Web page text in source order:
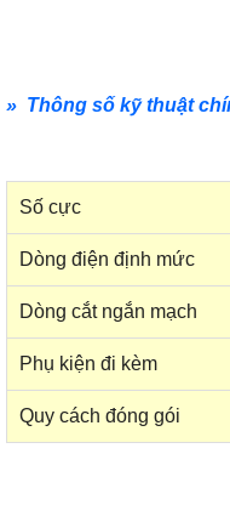
Tủ nhựa âm tường 24 module -
HDPZ50PR24IP30F
0909.067.950 Ms.Châu
» Thông số kỹ thuật
Số cực
Dòng điện định mức
Dòng cắt ngắn mạch
Phụ kiện đi kèm
Quy cách đóng gói